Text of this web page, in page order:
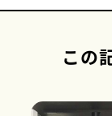
この